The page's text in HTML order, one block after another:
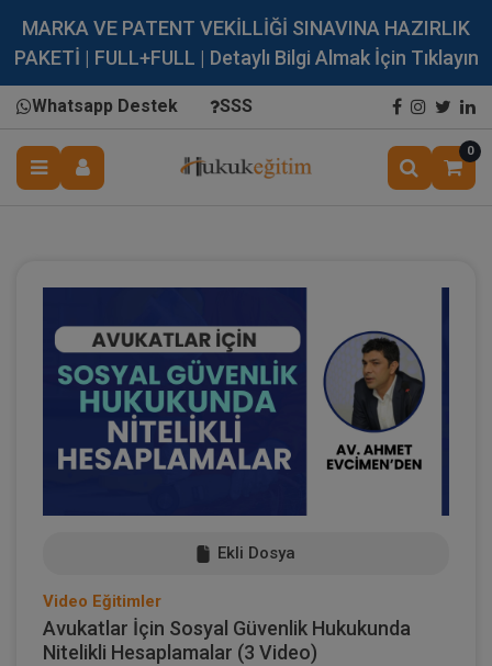
MARKA VE PATENT VEKİLLİĞİ SINAVINA HAZIRLIK
PAKETİ | FULL+FULL | Detaylı Bilgi Almak İçin Tıklayın
Whatsapp Destek SSS
0
Ekli Dosya
Video Eğitimler
Avukatlar İçin Sosyal Güvenlik Hukukunda
Nitelikli Hesaplamalar (3 Video)